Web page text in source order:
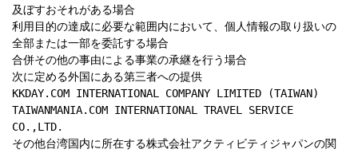
及ぼすおそれがある場合
利用目的の達成に必要な範囲内において、個人情報の取り扱いの
全部または一部を委託する場合
合併その他の事由による事業の承継を行う場合
次に定める外国にある第三者への提供
KKDAY.COM INTERNATIONAL COMPANY LIMITED (TAIWAN)
TAIWANMANIA.COM INTERNATIONAL TRAVEL SERVICE
CO.,LTD.
その他台湾国内に所在する株式会社アクティビティジャパンの関